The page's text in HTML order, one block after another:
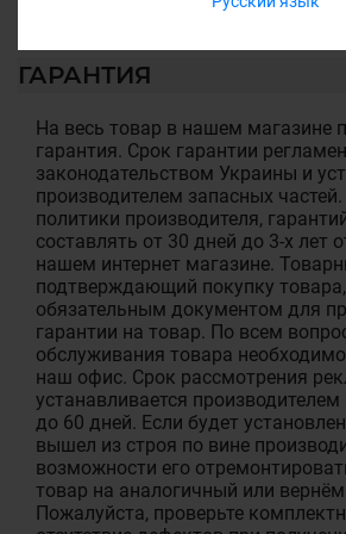
ГАРАНТИЯ
На весь товар в нашем магазине
гарантия. Срок гарантии
законодательством Украины и
производителем запасных
политики производителя,
составлять от 30 дней до 3-х лет
нашем интернет магазине.
подтверждающий покупку товара,
обязательным документом для
гарантии на товар. По всем
обслуживания товара
наш офис. Срок рассмотрения
устанавливается производителем
до 60 дней. Если будет
вышел из строя по вине
возможности его
товар на аналогичный или
Пожалуйста, проверьте